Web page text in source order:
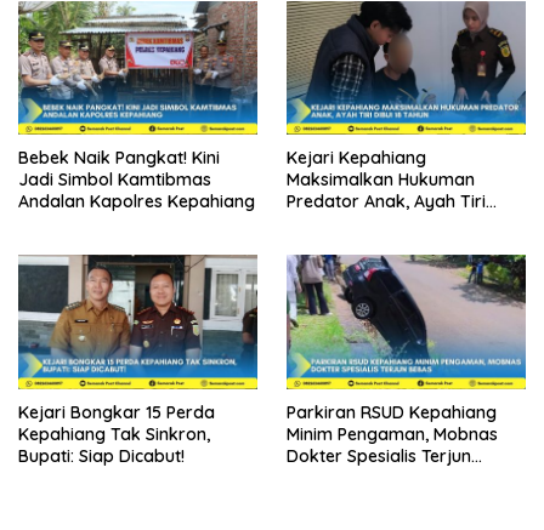
Bebek Naik Pangkat! Kini
Jadi Simbol Kamtibmas
Andalan Kapolres Kepahiang
Kejari Kepahiang
Maksimalkan Hukuman
Predator Anak, Ayah Tiri
Kejari Bongkar 15 Perda
Kepahiang Tak Sinkron,
Bupati: Siap Dicabut!
Parkiran RSUD Kepahiang
Minim Pengaman, Mobnas
Dokter Spesialis Terjun